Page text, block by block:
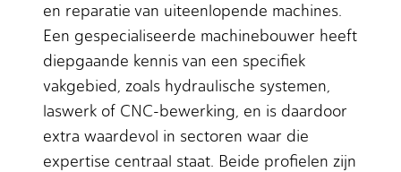
en reparatie van uiteenlopende machines.
Een gespecialiseerde machinebouwer heeft
diepgaande kennis van een specifiek
vakgebied, zoals hydraulische systemen,
laswerk of CNC-bewerking, en is daardoor
extra waardevol in sectoren waar die
expertise centraal staat. Beide profielen zijn